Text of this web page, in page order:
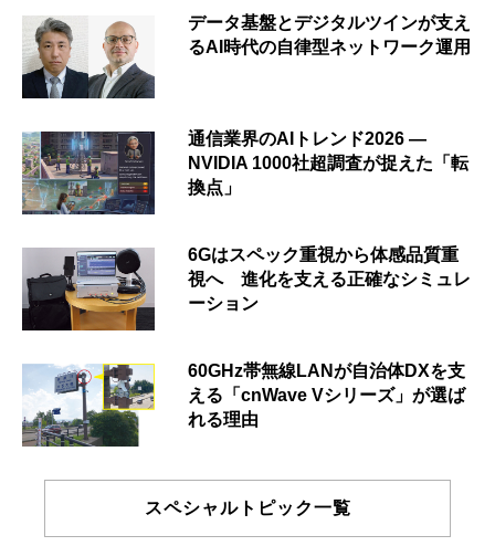
データ基盤とデジタルツインが支え
るAI時代の自律型ネットワーク運用
通信業界のAIトレンド2026 ―
NVIDIA 1000社超調査が捉えた「転
換点」
6Gはスペック重視から体感品質重
視へ 進化を支える正確なシミュレ
ーション
60GHz帯無線LANが自治体DXを支
える「cnWave Vシリーズ」が選ば
れる理由
スペシャルトピック一覧